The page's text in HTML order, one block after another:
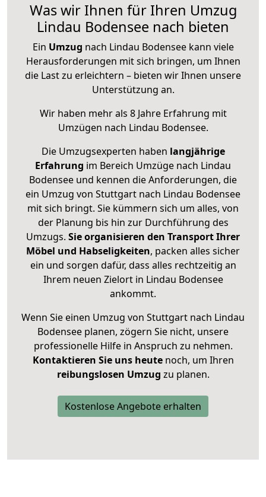
Was wir Ihnen für Ihren Umzug
Lindau Bodensee nach bieten
Ein Umzug nach Lindau Bodensee kann viele
Herausforderungen mit sich bringen, um Ihnen
die Last zu erleichtern – bieten wir Ihnen unsere
Unterstützung an.
Wir haben mehr als 8 Jahre Erfahrung mit
Umzügen nach Lindau Bodensee.
Die Umzugsexperten haben langjährige
Erfahrung im Bereich Umzüge nach Lindau
Bodensee und kennen die Anforderungen, die
ein Umzug von Stuttgart nach Lindau Bodensee
mit sich bringt. Sie kümmern sich um alles, von
der Planung bis hin zur Durchführung des
Umzugs. Sie organisieren den Transport Ihrer
Möbel und Habseligkeiten, packen alles sicher
ein und sorgen dafür, dass alles rechtzeitig an
Ihrem neuen Zielort in Lindau Bodensee
ankommt.
Wenn Sie einen Umzug von Stuttgart nach Lindau
Bodensee planen, zögern Sie nicht, unsere
professionelle Hilfe in Anspruch zu nehmen.
Kontaktieren Sie uns heutenoch, um Ihren
reibungslosen Umzug zu planen.
Kostenlose Angebote erhalten